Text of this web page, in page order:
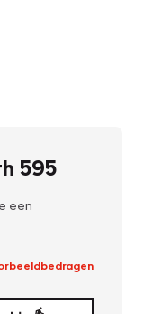
595
een